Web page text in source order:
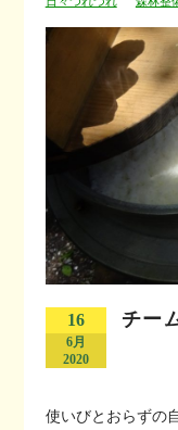
16
6月
2020
チー
使いびとおらずの